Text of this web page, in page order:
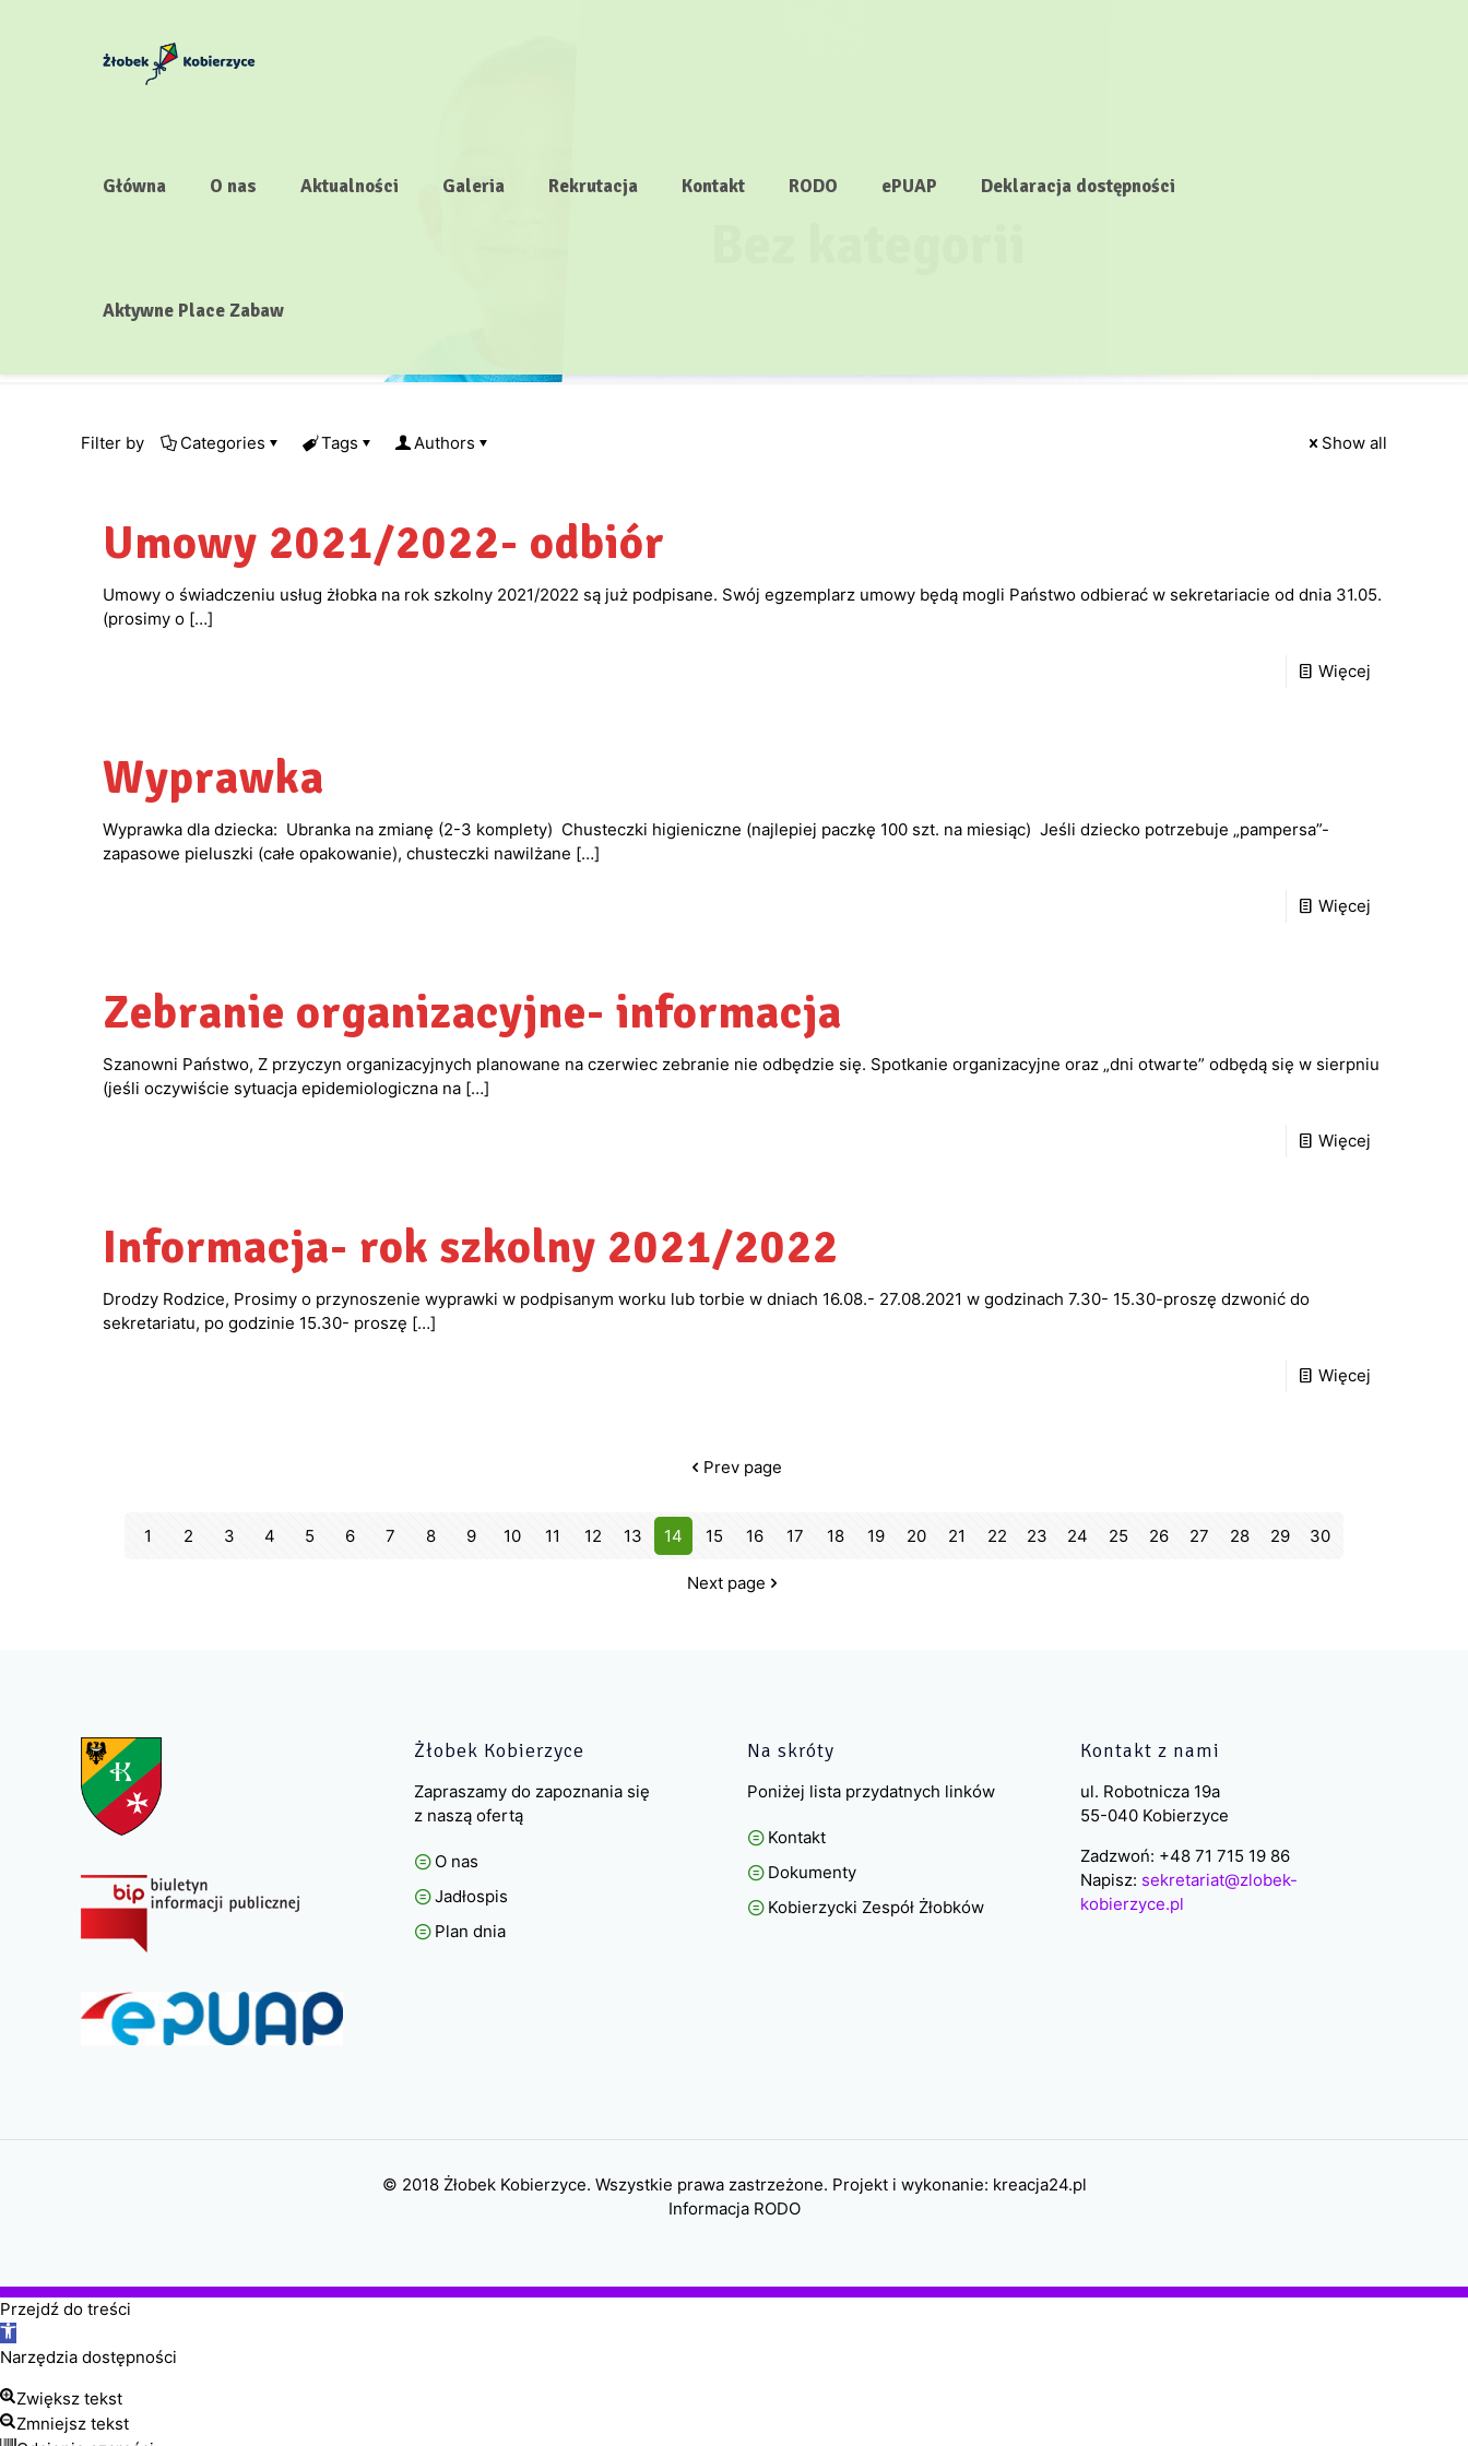
Główna O nas Aktualności Galeria Rekrutacja Kontakt RODO ePUAP Deklaracja dostępności
Aktywne Place Zabaw
Filter by Categories Tags Authors Show all
Umowy 2021/2022- odbiór
Umowy o świadczeniu usług żłobka na rok szkolny 2021/2022 są już podpisane. Swój egzemplarz umowy będą mogli Państwo odbierać w sekretariacie od dnia 31.05.
(prosimy o […]
Więcej
Wyprawka
Wyprawka dla dziecka: Ubranka na zmianę (2-3 komplety) Chusteczki higieniczne (najlepiej paczkę 100 szt. na miesiąc) Jeśli dziecko potrzebuje „pampersa”-
zapasowe pieluszki (całe opakowanie), chusteczki nawilżane […]
Więcej
Zebranie organizacyjne- informacja
Szanowni Państwo, Z przyczyn organizacyjnych planowane na czerwiec zebranie nie odbędzie się. Spotkanie organizacyjne oraz „dni otwarte” odbędą się w sierpniu
(jeśli oczywiście sytuacja epidemiologiczna na […]
Więcej
Informacja- rok szkolny 2021/2022
Drodzy Rodzice, Prosimy o przynoszenie wyprawki w podpisanym worku lub torbie w dniach 16.08.- 27.08.2021 w godzinach 7.30- 15.30-proszę dzwonić do
sekretariatu, po godzinie 15.30- proszę […]
Więcej
Prev page
1 2 3 4 5 6 7 8 9 10 11 12 13 14 15 16 17 18 19 20 21 22 23 24 25 26 27 28 29 30
Next page
Żłobek Kobierzyce
Zapraszamy do zapoznania się
z naszą ofertą
O nas
Jadłospis
Plan dnia
Na skróty
Poniżej lista przydatnych linków
Kontakt
Dokumenty
Kobierzycki Zespół Żłobków
Kontakt z nami
ul. Robotnicza 19a
55-040 Kobierzyce
Zadzwoń: +48 71 715 19 86
Napisz: sekretariat@zlobek-
kobierzyce.pl
© 2018 Żłobek Kobierzyce. Wszystkie prawa zastrzeżone. Projekt i wykonanie: kreacja24.pl
Informacja RODO
Przejdź do treści
Otwórz
pasek
Narzędzia dostępności
Zwiększ tekst
Zmniejsz tekst